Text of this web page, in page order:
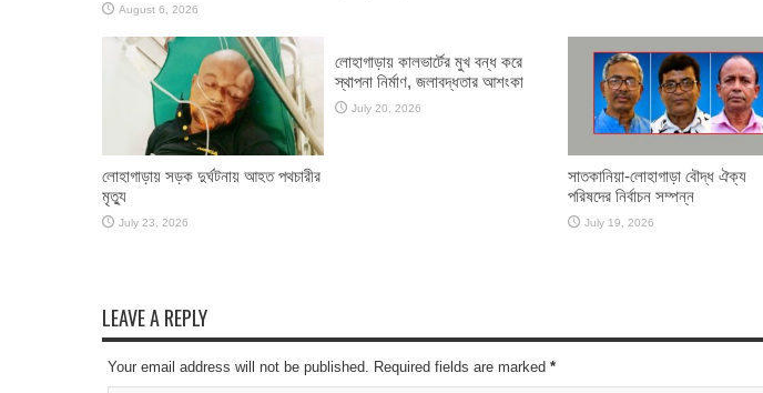
August 6, 2026
লোহাগাড়ায় সড়ক দুর্ঘটনায় আহত পথচারীর
মৃত্যু
July 23, 2026
লোহাগাড়ায় কালভার্টের মুখ বন্ধ করে
স্থাপনা নির্মাণ, জলাবদ্ধতার আশংকা
July 20, 2026
সাতকানিয়া-লোহাগাড়া বৌদ্ধ ঐক্য
পরিষদের নির্বাচন সম্পন্ন
July 19, 2026
LEAVE A REPLY
Your email address will not be published. Required fields are marked *